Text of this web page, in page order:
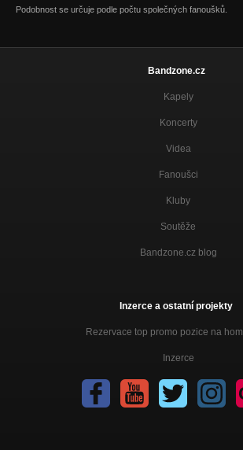
Podobnost se určuje podle počtu společných fanoušků.
Bandzone.cz
Kapely
Koncerty
Videa
Fanoušci
Kluby
Soutěže
Bandzone.cz blog
Inzerce a ostatní projekty
Rezervace top promo pozice na
Inzerce